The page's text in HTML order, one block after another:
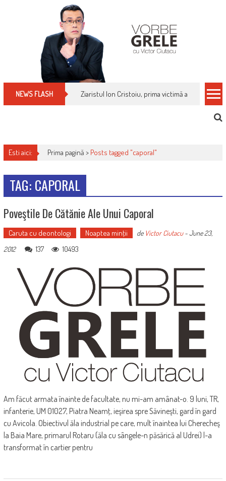
NEWS FLASH Ziaristul Ion Cristoiu, prima victimă a noi
Esti aici: Prima pagină > Posts tagged "caporal"
TAG: CAPORAL
Poveştile De Cătănie Ale Unui Caporal
Caruta cu deontologi Noaptea minţii de Victor Ciutacu-June 23,
2012
137 10493
Am făcut armata înainte de facultate, nu mi-am amânat-o. 9 luni, TR,
infanterie, UM 01027, Piatra Neamţ, ieşirea spre Săvineşti, gard în gard
cu Avicola. Obiectivul ăla industrial pe care, mult înaintea lui Cherecheş
la Baia Mare, primarul Rotaru (ăla cu sângele-n păsărică al Udrei) l-a
transformat în cartier pentru